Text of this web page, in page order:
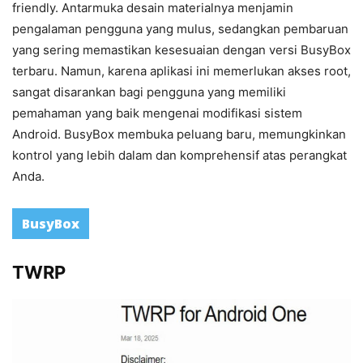
friendly. Antarmuka desain materialnya menjamin
pengalaman pengguna yang mulus, sedangkan pembaruan
yang sering memastikan kesesuaian dengan versi BusyBox
terbaru. Namun, karena aplikasi ini memerlukan akses root,
sangat disarankan bagi pengguna yang memiliki
pemahaman yang baik mengenai modifikasi sistem
Android. BusyBox membuka peluang baru, memungkinkan
kontrol yang lebih dalam dan komprehensif atas perangkat
Anda.
BusyBox
TWRP